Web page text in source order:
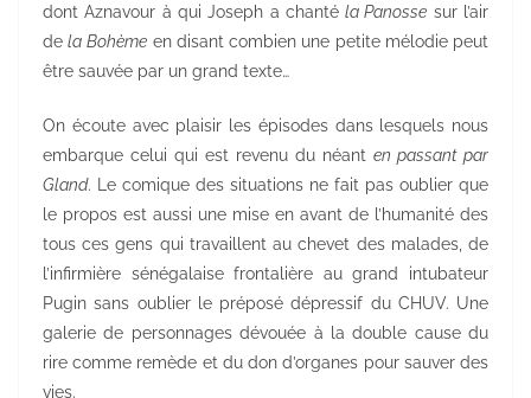
dont Aznavour à qui Joseph a chantéla Panosse sur l’air
dela Bohème en disant combien une petite mélodie peut
être sauvée par un grand texte…
On écoute avec plaisir les épisodes dans lesquels nous
embarque celui qui est revenu du néant en passant par
Gland. Le comique des situations ne fait pas oublier que
le propos est aussi une mise en avant de l’humanité des
tous ces gens qui travaillent au chevet des malades, de
l’infirmière sénégalaise frontalière au grand intubateur
Pugin sans oublier le préposé dépressif du CHUV. Une
galerie de personnages dévouée à la double cause du
rire comme remède et du don d’organes pour sauver des
vies.